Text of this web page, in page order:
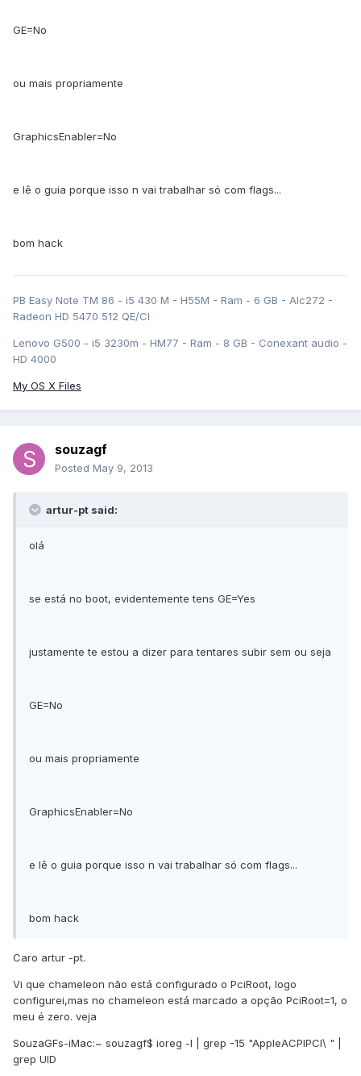
GE=No
ou mais propriamente
GraphicsEnabler=No
e lê o guia porque isso n vai trabalhar só com flags...
bom hack
PB Easy Note TM 86 - i5 430 M - H55M - Ram - 6 GB - Alc272 -
Radeon HD 5470 512 QE/CI
Lenovo G500 - i5 3230m - HM77 - Ram - 8 GB - Conexant audio -
HD 4000
My OS X Files
souzagf
Posted May 9, 2013
artur-pt said:
olá
se está no boot, evidentemente tens GE=Yes
justamente te estou a dizer para tentares subir sem ou seja
GE=No
ou mais propriamente
GraphicsEnabler=No
e lê o guia porque isso n vai trabalhar só com flags...
bom hack
Caro artur -pt.
Vi que chameleon não está configurado o PciRoot, logo
configurei,mas no chameleon está marcado a opção PciRoot=1, o
meu é zero. veja
SouzaGFs-iMac:~ souzagf$ ioreg -l | grep -15 "AppleACPIPCI\ " |
grep UID